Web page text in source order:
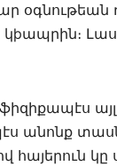
օգնութեան
ֆիզիքապէս
անոնք
հայերուն կը